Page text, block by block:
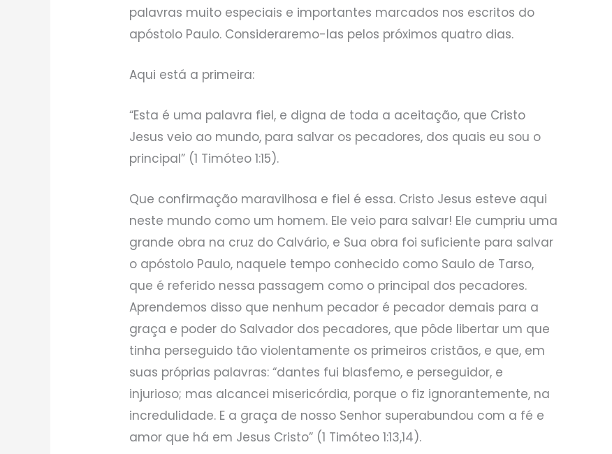
palavras muito especiais e importantes marcados nos escritos do
apóstolo Paulo. Consideraremo-las pelos próximos quatro dias.
Aqui está a primeira:
“Esta é uma palavra fiel, e digna de toda a aceitação, que Cristo
Jesus veio ao mundo, para salvar os pecadores, dos quais eu sou o
principal” (1 Timóteo 1:15).
Que confirmação maravilhosa e fiel é essa. Cristo Jesus esteve aqui
neste mundo como um homem. Ele veio para salvar! Ele cumpriu uma
grande obra na cruz do Calvário, e Sua obra foi suficiente para salvar
o apóstolo Paulo, naquele tempo conhecido como Saulo de Tarso,
que é referido nessa passagem como o principal dos pecadores.
Aprendemos disso que nenhum pecador é pecador demais para a
graça e poder do Salvador dos pecadores, que pôde libertar um que
tinha perseguido tão violentamente os primeiros cristãos, e que, em
suas próprias palavras: “dantes fui blasfemo, e perseguidor, e
injurioso; mas alcancei misericórdia, porque o fiz ignorantemente, na
incredulidade. E a graça de nosso Senhor superabundou com a fé e
amor que há em Jesus Cristo” (1 Timóteo 1:13,14).